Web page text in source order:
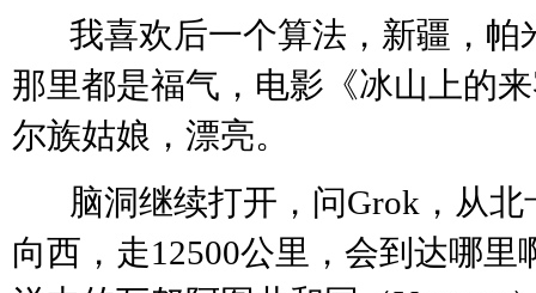
我喜欢后一个算法，新疆，帕
那里都是福气，电影《冰山上的
尔族姑娘，漂亮。
脑洞继续打开，问Grok，从
向西，走12500公里，会到达哪里